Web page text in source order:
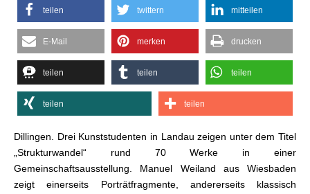
teilen twittern mitteilen
E-Mail merken drucken
teilen teilen teilen
teilen teilen
Dillingen. Drei Kunststudenten in Landau zeigen unter dem Titel
„Strukturwandel“ rund 70 Werke in einer
Gemeinschaftsausstellung. Manuel Weiland aus Wiesbaden
zeigt einerseits Porträtfragmente, andererseits klassisch